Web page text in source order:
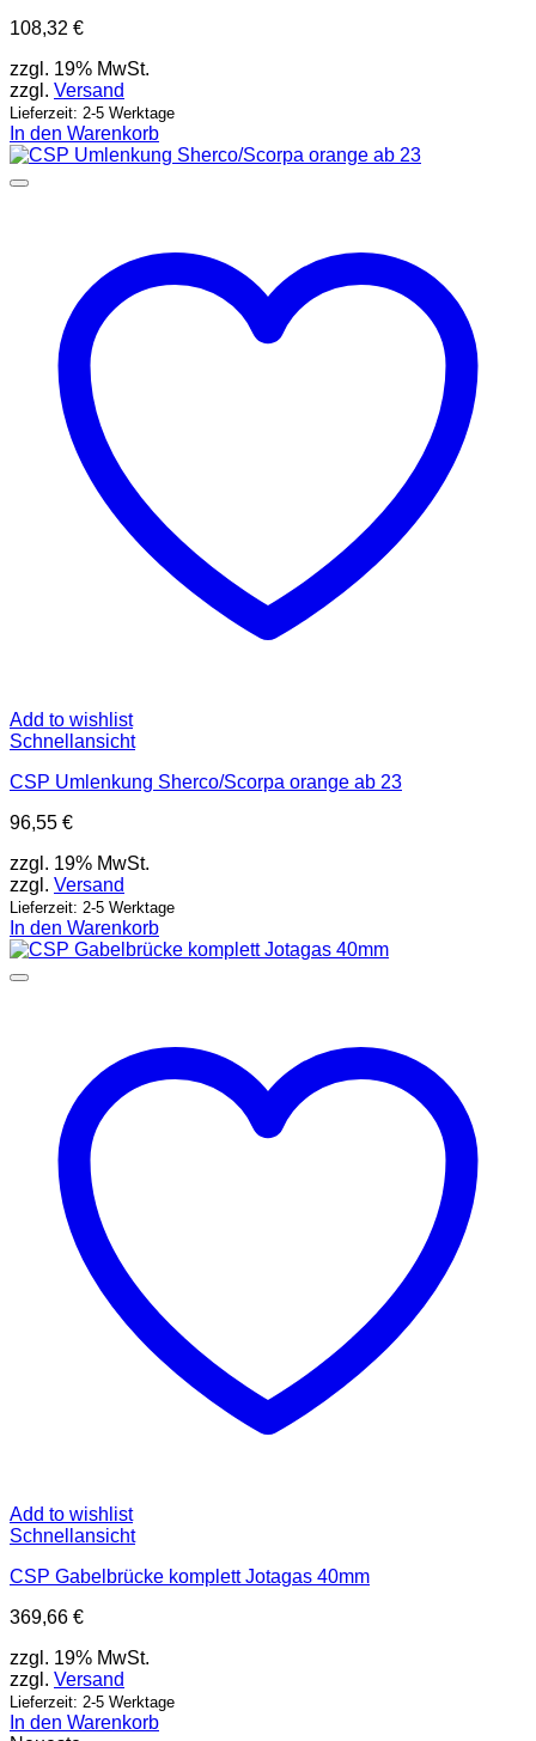
108,32 €
zzgl. 19% MwSt.
zzgl. Versand
Lieferzeit: 2-5 Werktage
In den Warenkorb
Add to wishlist
Schnellansicht
CSP Umlenkung Sherco/Scorpa orange ab 23
96,55 €
zzgl. 19% MwSt.
zzgl. Versand
Lieferzeit: 2-5 Werktage
In den Warenkorb
Add to wishlist
Schnellansicht
CSP Gabelbrücke komplett Jotagas 40mm
369,66 €
zzgl. 19% MwSt.
zzgl. Versand
Lieferzeit: 2-5 Werktage
In den Warenkorb